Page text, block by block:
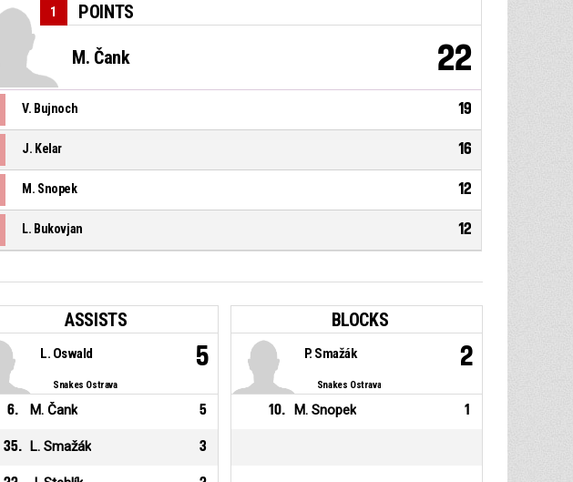
POINTS
1
M. Čank 22
V. Bujnoch 19
J. Kelar 16
M. Snopek 12
L. Bukovjan 12
ASSISTS
Snakes Ostrava
L. Oswald 5
6. M. Čank 5
35. L. Smažák 3
BLOCKS
Snakes Ostrava
P. Smažák 2
10. M. Snopek 1